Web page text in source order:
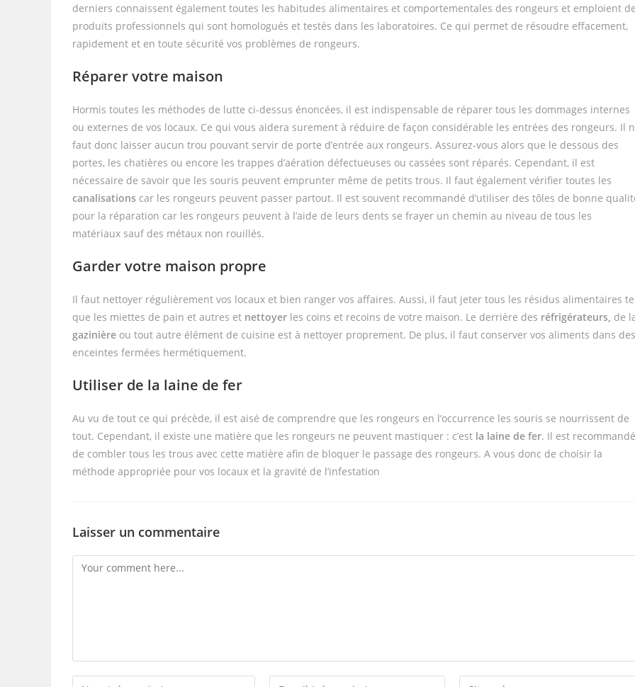
derniers connaissent également toutes les habitudes alimentaires et comportementales des rongeurs et emploient
produits professionnels qui sont homologués et testés dans les laboratoires. Ce qui permet de résoudre effacement,
rapidement et en toute sécurité vos problèmes de rongeurs.
Réparer votre maison
Hormis toutes les méthodes de lutte ci-dessus énoncées, il est indispensable de réparer tous les dommages internes
ou externes de vos locaux. Ce qui vous aidera surement à réduire de façon considérable les entrées des rongeurs. Il
faut donc laisser aucun trou pouvant servir de porte d’entrée aux rongeurs. Assurez-vous alors que le dessous des
portes, les chatières ou encore les trappes d’aération défectueuses ou cassées sont réparés. Cependant, il est
nécessaire de savoir que les souris peuvent emprunter même de petits trous. Il faut également vérifier toutes les
canalisations car les rongeurs peuvent passer partout. Il est souvent recommandé d’utiliser des tôles de bonne
pour la réparation car les rongeurs peuvent à l’aide de leurs dents se frayer un chemin au niveau de tous les
matériaux sauf des métaux non rouillés.
Garder votre maison propre
Il faut nettoyer régulièrement vos locaux et bien ranger vos affaires. Aussi, il faut jeter tous les résidus alimentaires
que les miettes de pain et autres et nettoyer les coins et recoins de votre maison. Le derrière des réfrigérateurs, de
gazinière ou tout autre élément de cuisine est à nettoyer proprement. De plus, il faut conserver vos aliments dans des
enceintes fermées hermétiquement.
Utiliser de la laine de fer
Au vu de tout ce qui précède, il est aisé de comprendre que les rongeurs en l’occurrence les souris se nourrissent de
tout. Cependant, il existe une matière que les rongeurs ne peuvent mastiquer : c’est la laine de fer. Il est recommandé
de combler tous les trous avec cette matière afin de bloquer le passage des rongeurs. A vous donc de choisir la
méthode appropriée pour vos locaux et la gravité de l’infestation
Laisser un commentaire
Comment
Enter Enter Enter